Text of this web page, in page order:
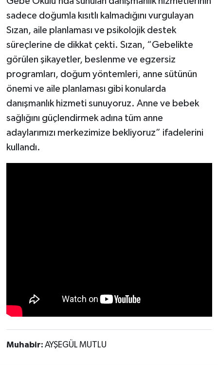
sadece doğumla kısıtlı kalmadığını vurgulayan
Sızan, aile planlaması ve psikolojik destek
süreçlerine de dikkat çekti. Sızan, “Gebelikte
görülen şikayetler, beslenme ve egzersiz
programları, doğum yöntemleri, anne sütünün
önemi ve aile planlaması gibi konularda
danışmanlık hizmeti sunuyoruz. Anne ve bebek
sağlığını güçlendirmek adına tüm anne
adaylarımızı merkezimize bekliyoruz” ifadelerini
kullandı.
Muhabir: AYŞEGÜL MUTLU